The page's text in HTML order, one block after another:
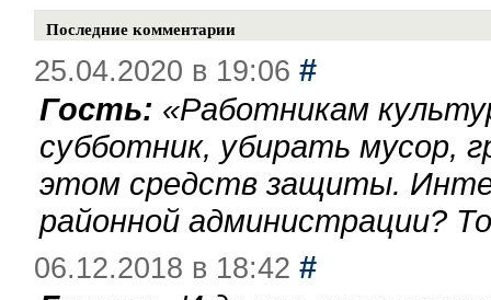
Последние комментарии
25.04.2020 в 19:06 #
Гость: «Работникам
субботник, убирать мусор,
этом средств защиты.
районной администрации?
06.12.2018 в 18:42 #